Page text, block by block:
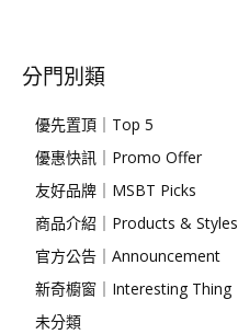
分門別類
優先置頂｜Top 5
優惠快訊｜Promo Offer
友好品牌｜MSBT Picks
商品介紹｜Products & Styles
官方公告｜Announcement
新奇櫥窗｜Interesting Thing
未分類